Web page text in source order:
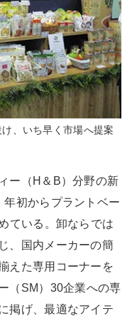
、いち早く市場へ提案
ー（H＆B）分野の新
初からプラントベー
ている。卸ならでは
、国内メーカーの簡
えた専用コーナーを
（SM）30企業への専
掲げ、最適なアイテ